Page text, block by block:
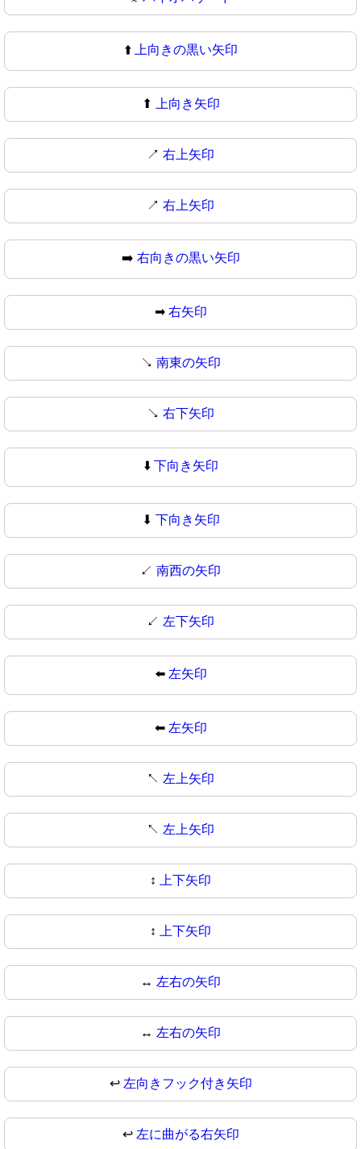
⬆️ 上向きの黒い矢印
⬆ 上向き矢印
↗️ 右上矢印
↗ 右上矢印
➡️ 右向きの黒い矢印
➡ 右矢印
↘️ 南東の矢印
↘ 右下矢印
⬇️ 下向き矢印
⬇ 下向き矢印
↙️ 南西の矢印
↙ 左下矢印
⬅️ 左矢印
⬅ 左矢印
↖️ 左上矢印
↖ 左上矢印
↕️ 上下矢印
↕ 上下矢印
↔️ 左右の矢印
↔ 左右の矢印
↩️ 左向きフック付き矢印
↩ 左に曲がる右矢印